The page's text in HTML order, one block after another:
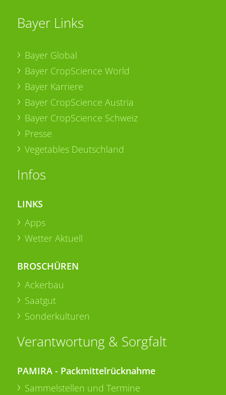
Bayer Links
Bayer Global
Bayer CropScience World
Bayer Karriere
Bayer CropScience Austria
Bayer CropScience Schweiz
Presse
Vegetables Deutschland
Infos
LINKS
Apps
Wetter Aktuell
BROSCHÜREN
Ackerbau
Saatgut
Sonderkulturen
Verantwortung & Sorgfalt
PAMIRA - Packmittelrücknahme
Sammelstellen und Termine